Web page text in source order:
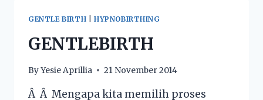
GENTLE BIRTH HYPNOBIRTHING
GENTLEBIRTH
ByYesie Aprillia 21 November 2014
Â Â Mengapa kita memilih proses